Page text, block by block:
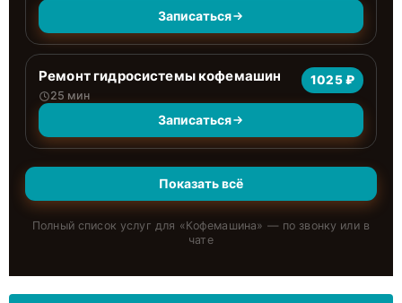
Записаться
Ремонт гидросистемы кофемашин
25 мин
1025 ₽
Записаться
Показать всё
Полный список услуг для «Кофемашина» — по звонку или в
чате